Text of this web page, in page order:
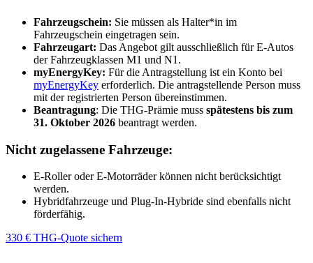
Fahrzeugschein: Sie müssen als Halter*in im
Fahrzeugschein eingetragen sein.
Fahrzeugart: Das Angebot gilt ausschließlich für E-Autos
der Fahrzeugklassen M1 und N1.
myEnergyKey: Für die Antragstellung ist ein Konto bei
myEnergyKey erforderlich. Die antragstellende Person muss
mit der registrierten Person übereinstimmen.
Beantragung: Die THG-Prämie muss spätestens bis zum
31. Oktober 2026 beantragt werden.
Nicht zugelassene Fahrzeuge:
E-Roller oder E-Motorräder können nicht berücksichtigt
werden.
Hybridfahrzeuge und Plug-In-Hybride sind ebenfalls nicht
förderfähig.
330 € THG-Quote sichern